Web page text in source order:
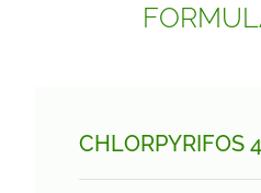
CHLORPYRIFOS